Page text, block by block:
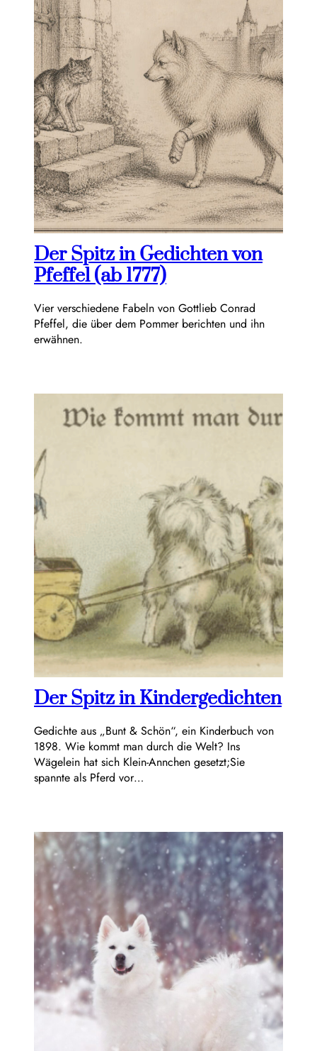
Der Spitz in Gedichten von
Pfeffel (ab 1777)
Vier verschiedene Fabeln von Gottlieb Conrad
Pfeffel, die über dem Pommer berichten und ihn
erwähnen.
Der Spitz in Kindergedichten
Gedichte aus „Bunt & Schön“, ein Kinderbuch von
1898. Wie kommt man durch die Welt? Ins
Wägelein hat sich Klein-Annchen gesetzt;Sie
spannte als Pferd vor…